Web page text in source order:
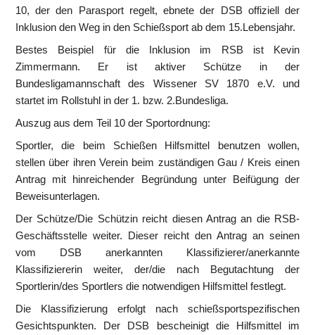
10, der den Parasport regelt, ebnete der DSB offiziell der
Inklusion den Weg in den Schießsport ab dem 15.Lebensjahr.
Bestes Beispiel für die Inklusion im RSB ist Kevin
Zimmermann. Er ist aktiver Schütze in der
Bundesligamannschaft des Wissener SV 1870 e.V. und
startet im Rollstuhl in der 1. bzw. 2.Bundesliga.
Auszug aus dem Teil 10 der Sportordnung:
Sportler, die beim Schießen Hilfsmittel benutzen wollen,
stellen über ihren Verein beim zuständigen Gau / Kreis einen
Antrag mit hinreichender Begründung unter Beifügung der
Beweisunterlagen.
Der Schütze/Die Schützin reicht diesen Antrag an die RSB-
Geschäftsstelle weiter. Dieser reicht den Antrag an seinen
vom DSB anerkannten Klassifizierer/anerkannte
Klassifiziererin weiter, der/die nach Begutachtung der
Sportlerin/des Sportlers die notwendigen Hilfsmittel festlegt.
Die Klassifizierung erfolgt nach schießsportspezifischen
Gesichtspunkten. Der DSB bescheinigt die Hilfsmittel im